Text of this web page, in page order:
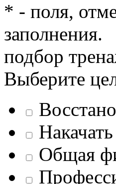
* - поля,
заполнения.
подбор
Выберите
Общая